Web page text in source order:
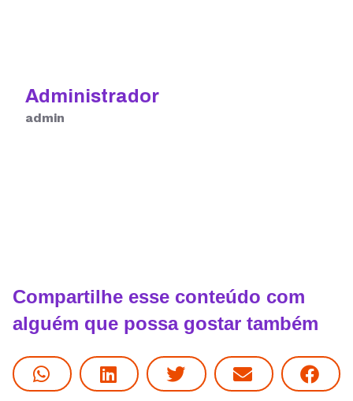
Administrador
admin
Compartilhe esse conteúdo com
alguém que possa gostar também